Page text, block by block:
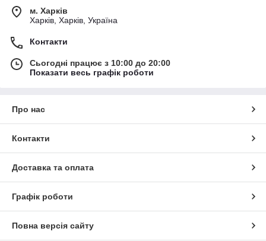
м. Харків
Харків, Харків, Україна
Контакти
Сьогодні працює з 10:00 до 20:00
Показати весь графік роботи
Про нас
Контакти
Доставка та оплата
Графік роботи
Повна версія сайту